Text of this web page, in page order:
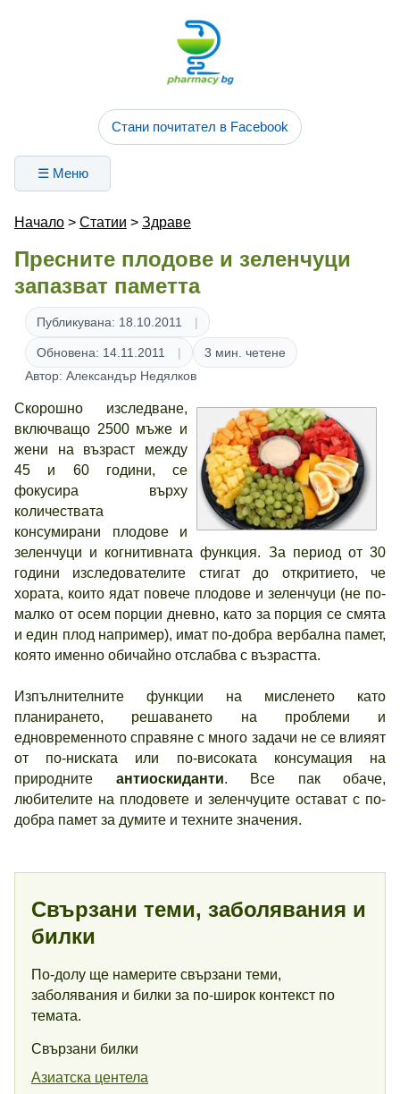
Стани почитател в Facebook
☰ Меню
Начало > Статии > Здраве
Пресните плодове и зеленчуци
запазват паметта
Публикувана: 18.10.2011
Обновена: 14.11.2011
3 мин. четене
Автор: Александър Недялков
Скорошно изследване,
включващо 2500 мъже и
жени на възраст между
45 и 60 години, се
фокусира върху
количествата
консумирани плодове и
зеленчуци и когнитивната функция. За период от 30
години изследователите стигат до откритието, че
хората, които ядат повече плодове и зеленчуци (не по-
малко от осем порции дневно, като за порция се смята
и един плод например), имат по-добра вербална памет,
която именно обичайно отслабва с възрастта.
Изпълнителните функции на мисленето като
планирането, решаването на проблеми и
едновременното справяне с много задачи не се влияят
от по-ниската или по-високата консумация на
природните антиоскиданти. Все пак обаче,
любителите на плодовете и зеленчуците остават с по-
добра памет за думите и техните значения.
Свързани теми, заболявания и
билки
По-долу ще намерите свързани теми,
заболявания и билки за по-широк контекст по
темата.
Свързани билки
Азиатска центела